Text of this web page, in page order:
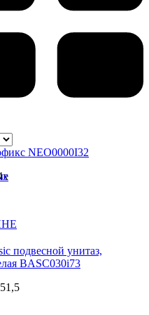
NEO0000I32
подвесной унитаз,
BASC030i73